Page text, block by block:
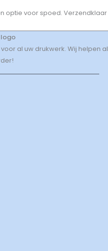
optie voor spoed. Verzendklaar
al uw drukwerk. Wij helpen al